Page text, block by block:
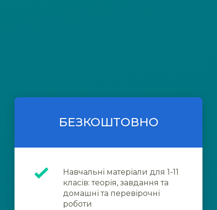
БЕЗКОШТОВНО
Навчальні матеріали для 1-11
класів: теорія, завдання та
домашні та перевірочні
роботи